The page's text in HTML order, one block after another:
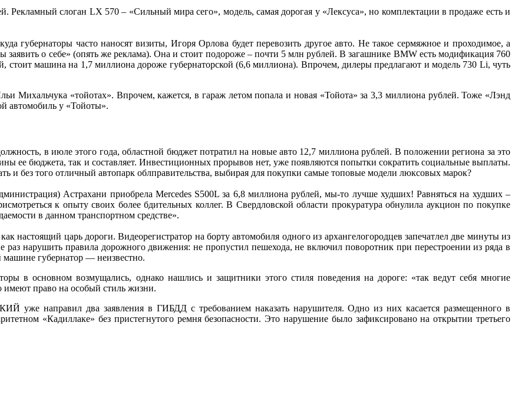
Рекламный слоган LX 570 – «Сильный мира сего», модель, самая дорогая у «Лексуса», но комплектации в продаже есть и
губернаторы часто наносят визиты, Игоря Орлова будет перевозить другое авто. Не такое сермяжное и проходимое, а
о себе» (опять же реклама). Она и стоит подороже – почти 5 млн рублей. В загашнике BMW есть модификация 760
стоит машина на 1,7 миллиона дороже губернаторской (6,6 миллиона). Впрочем, дилеры предлагают и модель 730 Li, чуть
Михальчука «тойотах». Впрочем, кажется, в гараж летом попала и новая «Тойота» за 3,3 миллиона рублей. Тоже «Лэнд
автомобиль у «Тойоты».
в июле этого года, областной бюджет потратил на новые авто 12,7 миллиона рублей. В положении региона за это
ее бюджета, так и составляет. Инвестиционных прорывов нет, уже появляются попытки сократить социальные выплаты.
и без того отличный автопарк облправительства, выбирая для покупки самые топовые модели люксовых марок?
Астрахани приобрела Mercedes S500L за 6,8 миллиона рублей, мы-то лучше худших! Равняться на худших –
к опыту своих более бдительных коллег. В Свердловской области прокуратура обнулила аукцион по покупке
в данном транспортном средстве».
настоящий царь дороги. Видеорегистратор на борту автомобиля одного из архангелогородцев запечатлел две минуты из
раз нарушить правила дорожного движения: не пропустил пешехода, не включил поворотник при перестроении из ряда в
машине губернатор — неизвестно.
в основном возмущались, однако нашлись и защитники этого стиля поведения на дороге: «так ведут себя многие
имеют право на особый стиль жизни.
уже направил два заявления в ГИБДД с требованием наказать нарушителя. Одно из них касается размещенного в
«Кадиллаке» без пристегнутого ремня безопасности. Это нарушение было зафиксировано на открытии третьего